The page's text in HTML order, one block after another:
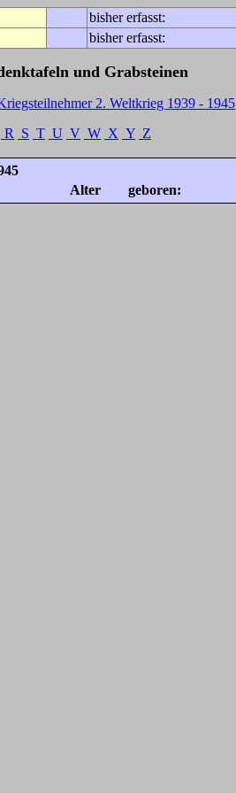
bisher erfasst:
bisher erfasst:
und Grabsteinen
2. Weltkrieg 1939 - 1945
R S T U V W X Y Z
Alter geboren: